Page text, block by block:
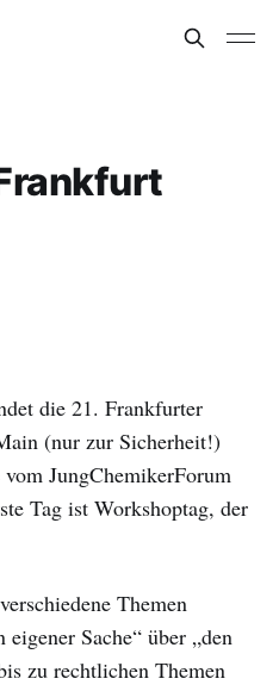
die 21. Frankfurter
(nur zur Sicherheit!)
JungChemikerForum
Tag ist Workshoptag, der
Themen
Sache“ über „den
zu rechtlichen Themen